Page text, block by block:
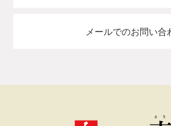
メールでのお問い合